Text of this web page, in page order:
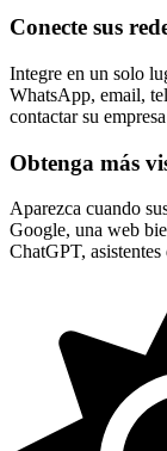
Conecte sus
Integre en un solo
WhatsApp, email,
contactar su
Obtenga más
Aparezca cuando
Google, una web
ChatGPT,